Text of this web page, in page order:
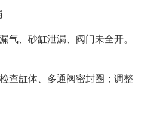
气、砂缸泄漏、阀门未全开。
查缸体、多通阀密封圈；调整